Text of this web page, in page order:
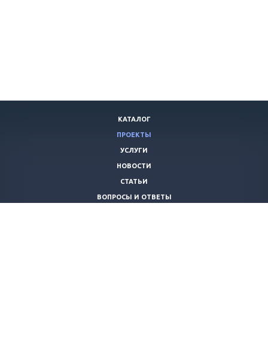
КАТАЛОГ
ПРОЕКТЫ
УСЛУГИ
НОВОСТИ
СТАТЬИ
ВОПРОСЫ И ОТВЕТЫ